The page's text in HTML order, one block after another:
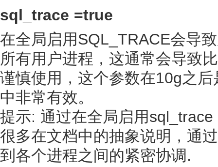
sql_trace =true
在全局启用SQL_TRACE会导
所有用户进程，这通常会导致
谨慎使用，这个参数在10g之
中非常有效。
提示: 通过在全局启用
很多在文档中的抽象说明，通
到各个进程之间的紧密协调.